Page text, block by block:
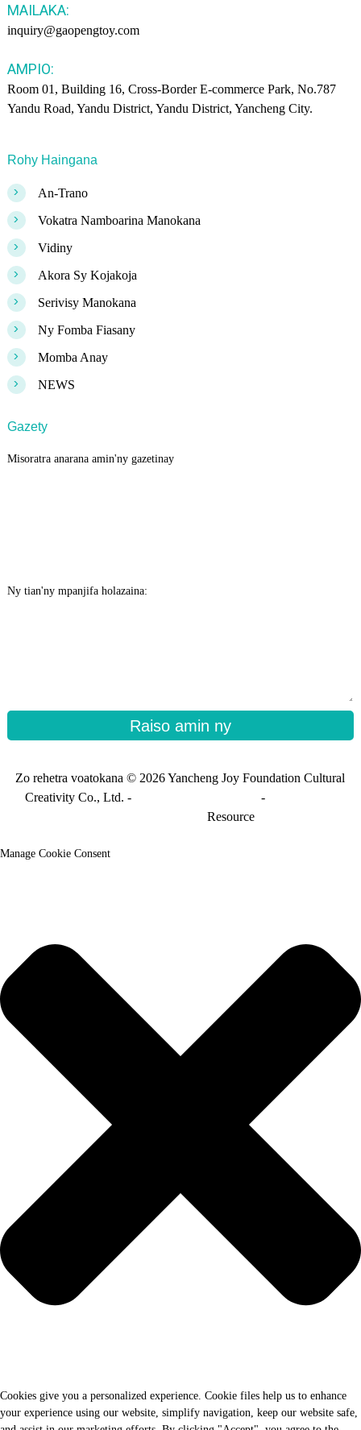
MAILAKA:
inquiry@gaopengtoy.com
AMPIO:
Room 01, Building 16, Cross-Border E-commerce Park, No.787
Yandu Road, Yandu District, Yandu District, Yancheng City.
Rohy Haingana
> An-Trano
> Vokatra Namboarina Manokana
> Vidiny
> Akora Sy Kojakoja
> Serivisy Manokana
> Ny Fomba Fiasany
> Momba Anay
> NEWS
Gazety
Misoratra anarana amin'ny gazetinay
Ny tian'ny mpanjifa holazaina:
Raiso amin ny
Zo rehetra voatokana © 2026 Yancheng Joy Foundation Cultural
Creativity Co., Ltd. -
-
Resource
Manage Cookie Consent
Cookies give you a personalized experience. Cookie files help us to enhance
your experience using our website, simplify navigation, keep our website safe,